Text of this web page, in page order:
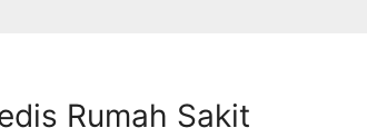
Rumah Sakit